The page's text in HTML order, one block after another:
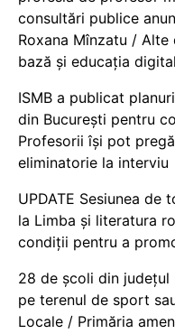
consultări publice
Roxana Mînzatu /
bază și educația
ISMB a publicat
din București pentru
Profesorii își pot
eliminatorie la interviu
UPDATE Sesiunea de
la Limba și literatura
condiții pentru a
28 de școli din
pe terenul de sport
Locale / Primăria